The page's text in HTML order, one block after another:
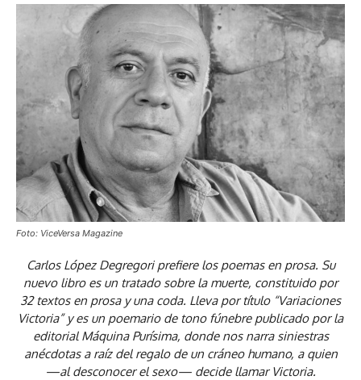
Foto: ViceVersa Magazine
Carlos López Degregori prefiere los poemas en prosa. Su
nuevo libro es un tratado sobre la muerte, constituido por
32 textos en prosa y una coda. Lleva por título “Variaciones
Victoria” y es un poemario de tono fúnebre publicado por la
editorial Máquina Purísima, donde nos narra siniestras
anécdotas a raíz del regalo de un cráneo humano, a quien
—al desconocer el sexo— decide llamar Victoria.